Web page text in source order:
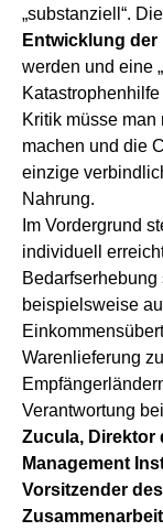
„substanziell“.
Entwicklung
werden und eine
Kritik müsse
machen und die
einzige
Nahrung.
Im Vordergrund
individuell
beispielsweise
Warenlieferung
Verantwortung
Zucula, Direktor
Management
Vorsitzender